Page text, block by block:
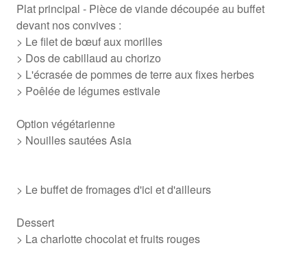
Plat principal - Pièce de viande découpée au buffet
devant nos convives :
> Le filet de bœuf aux morilles
> Dos de cabillaud au chorizo
> L'écrasée de pommes de terre aux fixes herbes
> Poêlée de légumes estivale
Option végétarienne
> Nouilles sautées Asia
> Le buffet de fromages d'ici et d'ailleurs
Dessert
> La charlotte chocolat et fruits rouges